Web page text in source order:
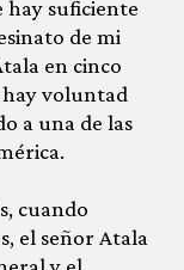
hay suficiente
de mi
en cinco
hay voluntad
a una de las
cuando
el señor Atala